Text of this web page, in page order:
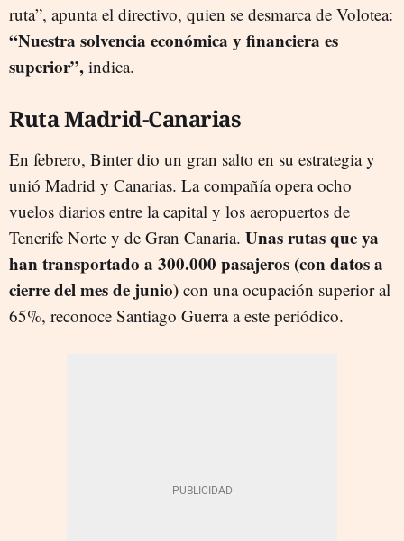
ruta”, apunta el directivo, quien se desmarca de Volotea:
“Nuestra solvencia económica y financiera es
superior”, indica.
Ruta Madrid-Canarias
En febrero, Binter dio un gran salto en su estrategia y
unió Madrid y Canarias. La compañía opera ocho
vuelos diarios entre la capital y los aeropuertos de
Tenerife Norte y de Gran Canaria. Unas rutas que ya
han transportado a 300.000 pasajeros (con datos a
cierre del mes de junio) con una ocupación superior al
65%, reconoce Santiago Guerra a este periódico.